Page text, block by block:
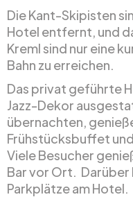
Die Kant-Skipisten
Hotel entfernt, und
Kreml sind nur eine
Bahn zu erreichen.
Das privat geführte
Jazz-Dekor
übernachten,
Frühstücksbuffet
Viele Besucher
Bar vor Ort.
Parkplätze am Hotel.